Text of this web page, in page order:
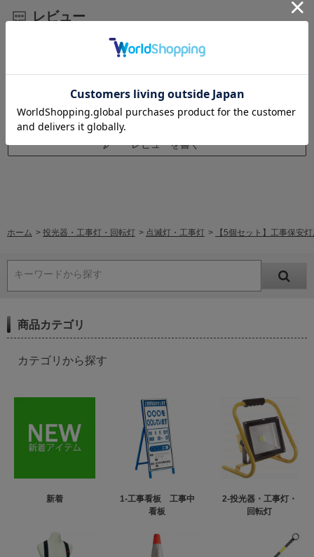
レビュー
レビューはありません。
レビューを書く
ホーム > 投光器・工事灯・回転灯 > 点滅灯・工事灯 > 【5個セット】工事保
キーワードから探す
商品カテゴリ
カテゴリから探す
新着
1-工事看板 工事中
看板
2-投光器・工事灯・
回転灯